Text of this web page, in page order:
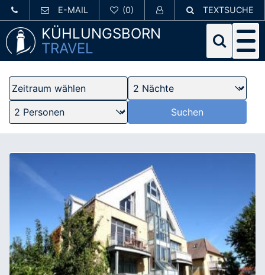
E-MAIL TEXTSUCHE
KÜHLUNGSBORN
TRAVEL